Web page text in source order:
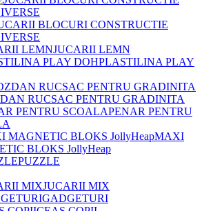
BLOCURI CONSTRUCTIE
JUCARII LEMN
PLASTILINA PLAY
RUCSAC PENTRU GRADINITA
PENAR PENTRU
MAXI
BLOKS JollyHeap
PUZZLE
JUCARII MIX
GADGETURI